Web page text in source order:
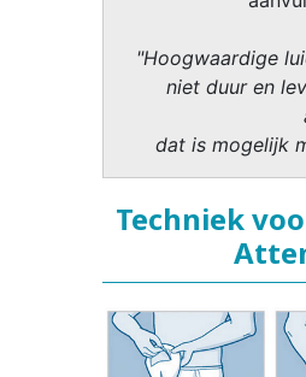
"Hoogwaardige
niet duur en
dat is mogelijk
Techniek